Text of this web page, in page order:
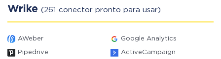
Wrike (261 conector pronto para usar)
AWeber Google Analytics
Pipedrive ActiveCampaign